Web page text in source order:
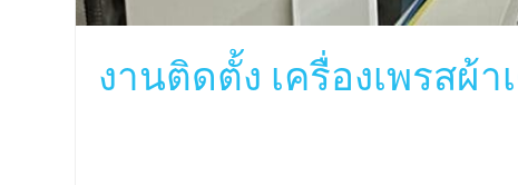
งานติดตั้ง เครื่องเพรสผ้าเ